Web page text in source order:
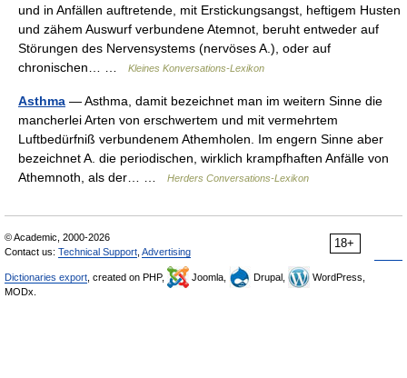
und in Anfällen auftretende, mit Erstickungsangst, heftigem Husten
und zähem Auswurf verbundene Atemnot, beruht entweder auf
Störungen des Nervensystems (nervöses A.), oder auf
chronischen… …
Kleines Konversations-Lexikon
Asthma — Asthma, damit bezeichnet man im weitern Sinne die
mancherlei Arten von erschwertem und mit vermehrtem
Luftbedürfniß verbundenem Athemholen. Im engern Sinne aber
bezeichnet A. die periodischen, wirklich krampfhaften Anfälle von
Athemnoth, als der… …
Herders Conversations-Lexikon
18+
© Academic, 2000-2026
Contact us: Technical Support Advertising
Dictionaries export , created on PHP, Joomla, Drupal,
WordPress,
MODx.